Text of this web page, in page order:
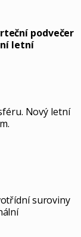
podvečer
letní
Nový letní
suroviny